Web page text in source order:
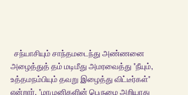
அழைத்துத் தம் மடிமீது அமரவைத்து "நீயும்,
உத்தமநம்பியும் தவறு இழைத்து விட்டீர்கள்"
என்றார். "மாமுனிகளின் பெருமை அறியாது